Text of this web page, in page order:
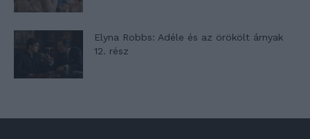
Elyna Robbs: Adéle és az örökölt árnyak
12. rész